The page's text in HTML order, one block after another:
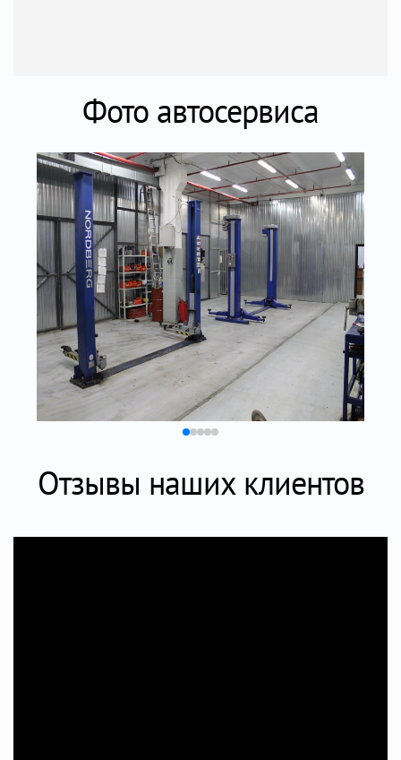
Фото автосервиса
Отзывы наших клиентов